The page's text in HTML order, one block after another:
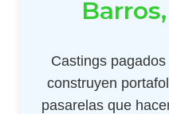
Castings
construyen
pasarelas que